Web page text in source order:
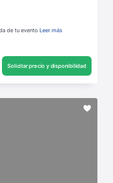
de tu evento Leer más
Solicitar precio y disponibilidad